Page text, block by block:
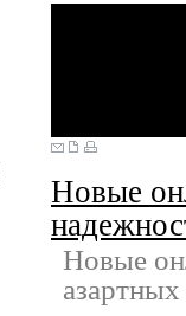
Новые
Новые